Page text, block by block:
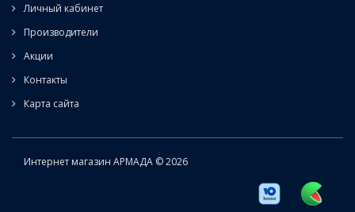
Личный кабинет
Производители
Акции
Контакты
Карта сайта
Интернет магазин АРМАДА © 2026